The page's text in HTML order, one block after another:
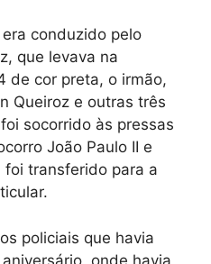
conduzido pelo
que levava na
de cor preta, o irmão,
Queiroz e outras três
socorrido às pressas
João Paulo II e
foi transferido para a
policiais que havia
onde havia